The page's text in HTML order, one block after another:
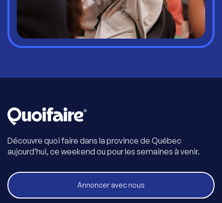
Découvre quoi faire dans la province de Québec
aujourd’hui, ce weekend ou pour les semaines à venir.
Annoncer avec nous